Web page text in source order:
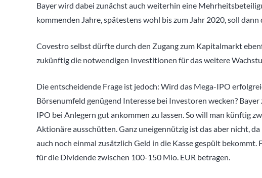
Bayer wird dabei zunächst auch weiterhin eine
kommenden Jahre, spätestens wohl bis zum Jahr 2020, soll
Covestro selbst dürfte durch den Zugang zum Kapitalmarkt
zukünftig die notwendigen Investitionen für das weitere
Die entscheidende Frage ist jedoch: Wird das Mega-IPO
Börsenumfeld genügend Interesse bei Investoren wecken?
IPO bei Anlegern gut ankommen zu lassen. So will man künftig
Aktionäre ausschütten. Ganz uneigennützig ist das aber nicht,
auch noch einmal zusätzlich Geld in die Kasse gespült
für die Dividende zwischen 100-150 Mio. EUR betragen.